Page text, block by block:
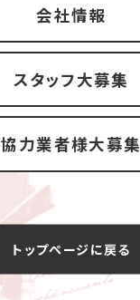
会社情報
スタッフ大募集
協力業者様大募集
トップページに戻る